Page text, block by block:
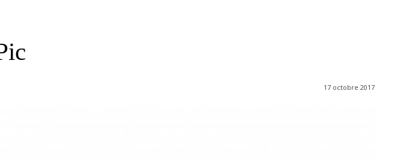
17 octobre 2017